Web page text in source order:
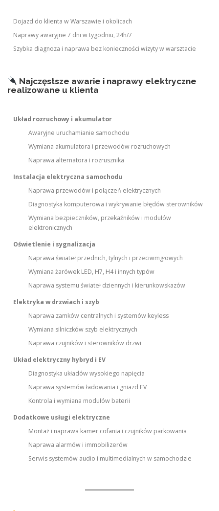
Dojazd do klienta w Warszawie i okolicach
Naprawy awaryjne 7 dni w tygodniu, 24h/7
Szybka diagnoza i naprawa bez konieczności wizyty w warsztacie
Najczęstsze awarie i naprawy elektryczne
realizowane u klienta
Układ rozruchowy i akumulator
Awaryjne uruchamianie samochodu
Wymiana akumulatora i przewodów rozruchowych
Naprawa alternatora i rozrusznika
Instalacja elektryczna samochodu
Naprawa przewodów i połączeń elektrycznych
Diagnostyka komputerowa i wykrywanie błędów sterowników
Wymiana bezpieczników, przekaźników i modułów
elektronicznych
Oświetlenie i sygnalizacja
Naprawa świateł przednich, tylnych i przeciwmgłowych
Wymiana żarówek LED, H7, H4 i innych typów
Naprawa systemu świateł dziennych i kierunkowskazów
Elektryka w drzwiach i szyb
Naprawa zamków centralnych i systemów keyless
Wymiana silniczków szyb elektrycznych
Naprawa czujników i sterowników drzwi
Układ elektryczny hybryd i EV
Diagnostyka układów wysokiego napięcia
Naprawa systemów ładowania i gniazd EV
Kontrola i wymiana modułów baterii
Dodatkowe usługi elektryczne
Montaż i naprawa kamer cofania i czujników parkowania
Naprawa alarmów i immobilizerów
Serwis systemów audio i multimedialnych w samochodzie